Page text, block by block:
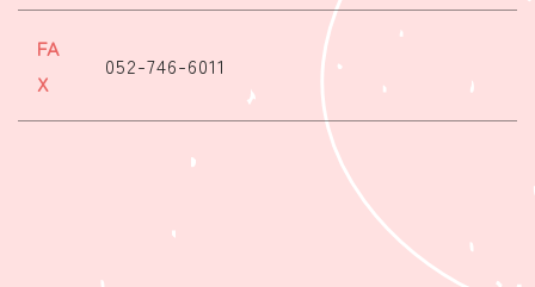
FA
X
052-746-6011